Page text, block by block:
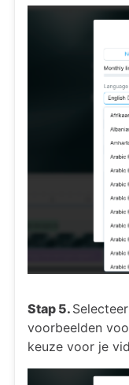
Stap 5.
voorbeelden
keuze voor je